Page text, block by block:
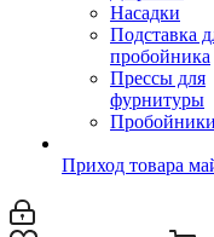
Насадки
Подставка
пробойника
Прессы для
фурнитуры
Пробойники
Приход товара